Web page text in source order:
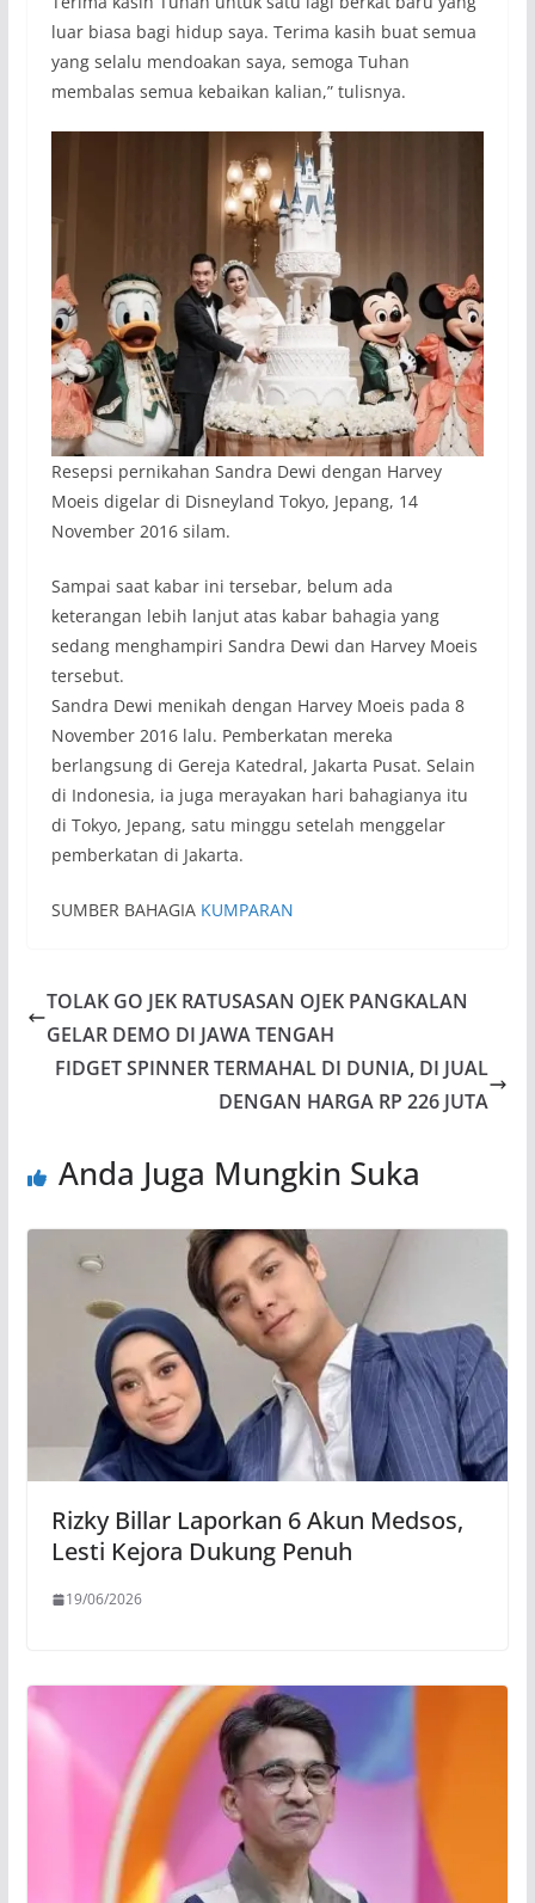
luar biasa bagi hidup saya. Terima kasih buat semua
yang selalu mendoakan saya, semoga Tuhan
membalas semua kebaikan kalian,” tulisnya.
Resepsi pernikahan Sandra Dewi dengan Harvey
Moeis digelar di Disneyland Tokyo, Jepang, 14
November 2016 silam.
Sampai saat kabar ini tersebar, belum ada
keterangan lebih lanjut atas kabar bahagia yang
sedang menghampiri Sandra Dewi dan Harvey Moeis
tersebut.
Sandra Dewi menikah dengan Harvey Moeis pada 8
November 2016 lalu. Pemberkatan mereka
berlangsung di Gereja Katedral, Jakarta Pusat. Selain
di Indonesia, ia juga merayakan hari bahagianya itu
di Tokyo, Jepang, satu minggu setelah menggelar
pemberkatan di Jakarta.
SUMBER BAHAGIA KUMPARAN
TOLAK GO JEK RATUSASAN OJEK PANGKALAN
GELAR DEMO DI JAWA TENGAH
FIDGET SPINNER TERMAHAL DI DUNIA, DI JUAL
DENGAN HARGA RP 226 JUTA
Anda Juga Mungkin Suka
Rizky Billar Laporkan 6 Akun Medsos,
Lesti Kejora Dukung Penuh
19/06/2026